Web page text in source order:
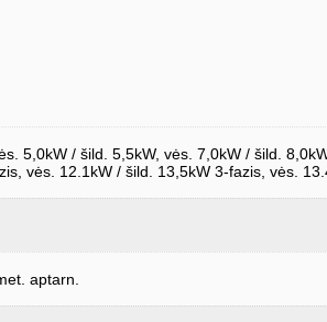
5,0kW / šild. 5,5kW, vės. 7,0kW / šild.
vės. 12.1kW / šild. 13,5kW 3-fazis, vės.
aptarn.